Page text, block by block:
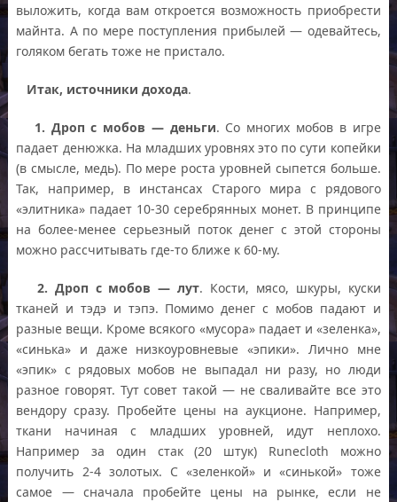
выложить, когда вам откроется возможность приобрести
майнта. А по мере поступления прибылей — одевайтесь,
голяком бегать тоже не пристало.
Итак, источники дохода.
1. Дроп с мобов — деньги. Со многих мобов в игре
падает денюжка. На младших уровнях это по сути копейки
(в смысле, медь). По мере роста уровней сыпется больше.
Так, например, в инстансах Старого мира с рядового
«элитника» падает 10-30 серебрянных монет. В принципе
на более-менее серьезный поток денег с этой стороны
можно рассчитывать где-то ближе к 60-му.
2. Дроп с мобов — лут. Кости, мясо, шкуры, куски
тканей и тэдэ и тэпэ. Помимо денег с мобов падают и
разные вещи. Кроме всякого «мусора» падает и «зеленка»,
«синька» и даже низкоуровневые «эпики». Лично мне
«эпик» с рядовых мобов не выпадал ни разу, но люди
разное говорят. Тут совет такой — не сваливайте все это
вендору сразу. Пробейте цены на аукционе. Например,
ткани начиная с младших уровней, идут неплохо.
Например за один стак (20 штук) Runecloth можно
получить 2-4 золотых. С «зеленкой» и «синькой» тоже
самое — сначала пробейте цены на рынке, если не